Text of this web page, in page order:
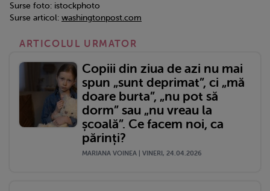
Surse foto: istockphoto
Surse articol: washingtonpost.com
ARTICOLUL URMATOR
Copiii din ziua de azi nu mai
spun „sunt deprimat”, ci „mă
doare burta”, „nu pot să
dorm” sau „nu vreau la
școală”. Ce facem noi, ca
părinți?
MARIANA VOINEA | VINERI, 24.04.2026